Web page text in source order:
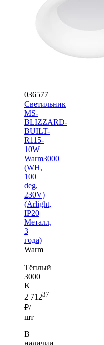
036577
Светильник
MS-
BLIZZARD-
BUILT-
R115-
10W
Warm3000
(WH,
100
deg,
230V)
(Arlight,
IP20
Металл,
3
года)
Warm
|
Тёплый
3000
K
2 71237
₽/
шт
В